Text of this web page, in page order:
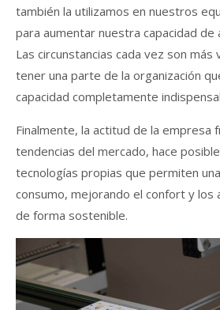
también la utilizamos en nuestros
para aumentar nuestra capacidad de
Las circunstancias cada vez son
tener una parte de la organización
capacidad completamente
Finalmente, la actitud de la empresa
tendencias del mercado, hace
tecnologías propias que permiten
consumo, mejorando el confort y los
de forma sostenible.